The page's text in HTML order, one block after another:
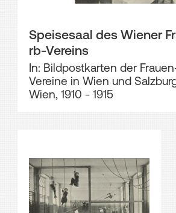
Speisesaal des Wiener
rb-Vereins
In: Bildpostkarten der
Vereine in Wien und
Wien, 1910 - 1915